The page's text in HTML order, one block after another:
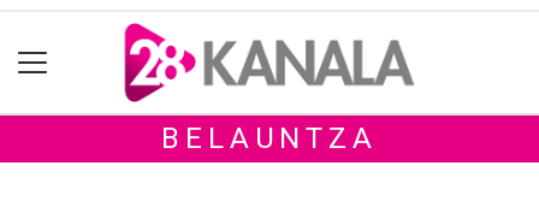
BELAUNTZA